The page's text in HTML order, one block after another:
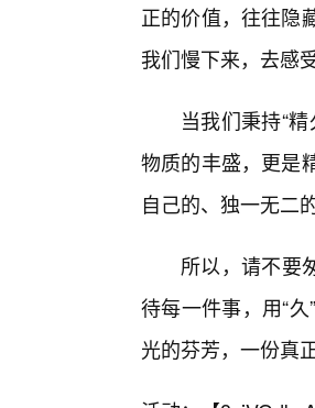
正的价值，往往隐
我们慢下来，去感
当我们秉持“
物质的丰盛，更是
自己的、独一无二
所以，请不要
待每一件事，用“
光的芬芳，一份真正